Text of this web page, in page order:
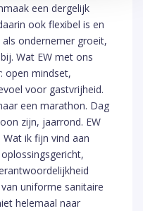
een dergelijk
ook flexibel is en
als ondernemer groeit,
Wat EW met ons
open mindset,
voor gastvrijheid.
een marathon. Dag
zijn, jaarrond. EW
ik fijn vind aan
uniforme sanitaire
helemaal naar